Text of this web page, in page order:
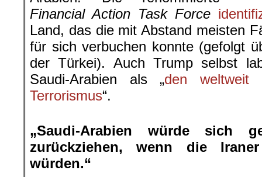
Financial Action Task Force
Land, das die mit Abstand meisten
für sich verbuchen konnte (gefolgt
der Türkei). Auch Trump selbst
Saudi-Arabien als „den weltweit
Terrorismus“.
„Saudi-Arabien würde sich
zurückziehen, wenn die
würden.“